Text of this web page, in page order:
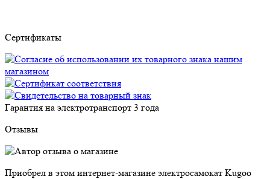
Сертификаты
Гарантия на электротранспорт 3 года
Отзывы
Приобрел в этом интернет-магазине электросамокат Kugoo